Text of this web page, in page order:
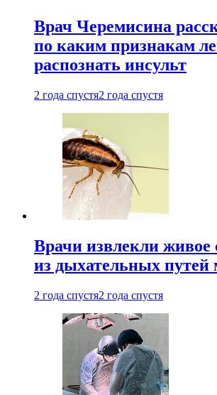
Врач Черемисина
по каким признакам
распознать инсульт
2 года спустя2 года спустя
Врачи извлекли живое
из дыхательных
2 года спустя2 года спустя